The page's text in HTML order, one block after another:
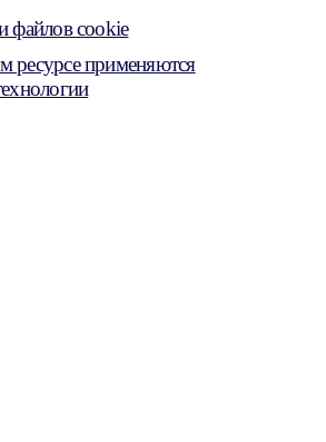
файлов cookie
ресурсе применяются